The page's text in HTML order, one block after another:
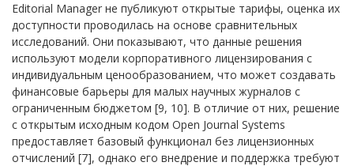
Editorial Manager не публикуют открытые тарифы, оценка их
доступности проводилась на основе сравнительных
исследований. Они показывают, что данные решения
используют модели корпоративного лицензирования с
индивидуальным ценообразованием, что может создавать
финансовые барьеры для малых научных журналов с
ограниченным бюджетом [9, 10]. В отличие от них, решение
с открытым исходным кодом Open Journal Systems
предоставляет базовый функционал без лицензионных
отчислений [7], однако его внедрение и поддержка требуют